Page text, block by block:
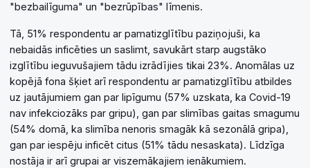
"bezbailīguma" un "bezrūpības" līmenis.
Tā, 51% respondentu ar pamatizglītību paziņojuši, ka
nebaidās inficēties un saslimt, savukārt starp augstāko
izglītību ieguvušajiem tādu izrādījies tikai 23%. Anomālas uz
kopējā fona šķiet arī respondentu ar pamatizglītību atbildes
uz jautājumiem gan par lipīgumu (57% uzskata, ka Covid-19
nav infekciozāks par gripu), gan par slimības gaitas smagumu
(54% domā, ka slimība nenoris smagāk kā sezonālā gripa),
gan par iespēju inficēt citus (51% tādu nesaskata). Līdzīga
nostāja ir arī grupai ar viszemākajiem ienākumiem.